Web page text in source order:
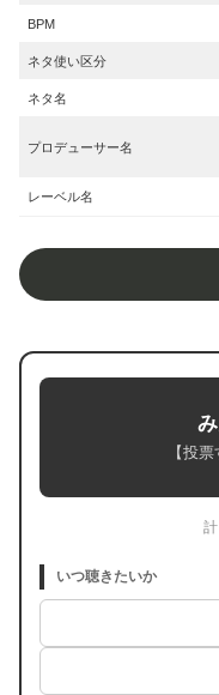
BPM
ネタ使い区分
ネタ名
プロデューサー名
レーベル名
【投
いつ聴きたいか